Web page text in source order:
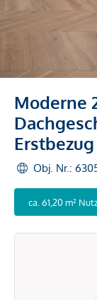
Moderne
Obj. Nr.:
ca. 61,20 m²